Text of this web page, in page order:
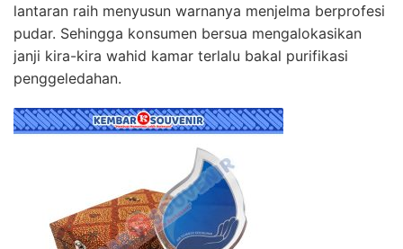
lantaran raih menyusun warnanya menjelma berprofesi
pudar. Sehingga konsumen bersua mengalokasikan
janji kira-kira wahid kamar terlalu bakal purifikasi
penggeledahan.